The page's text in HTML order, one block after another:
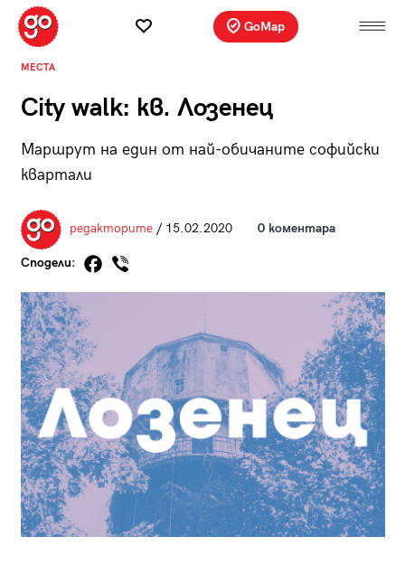
GoMap
МЕСТА
City walk: кв. Лозенец
Маршрут на един от най-обичаните софийски
квартали
редакторите/ 15.02.2020 0 коментара
Сподели: